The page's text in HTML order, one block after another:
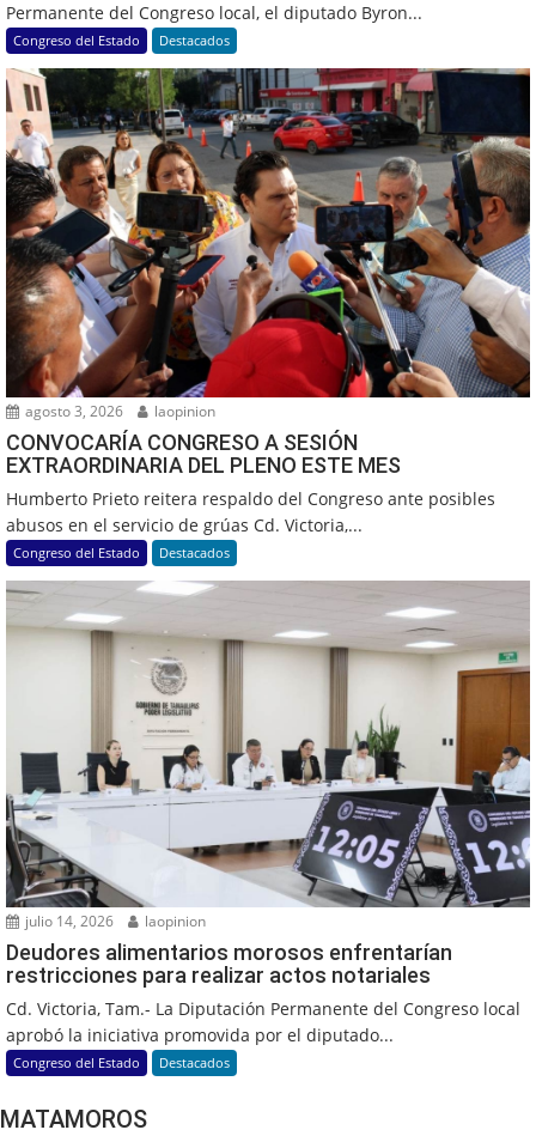
Permanente del Congreso local, el diputado Byron...
Congreso del Estado Destacados
agosto 3, 2026 laopinion
CONVOCARÍA CONGRESO A SESIÓN
EXTRAORDINARIA DEL PLENO ESTE MES
Humberto Prieto reitera respaldo del Congreso ante posibles
abusos en el servicio de grúas Cd. Victoria,...
Congreso del Estado Destacados
julio 14, 2026 laopinion
Deudores alimentarios morosos enfrentarían
restricciones para realizar actos notariales
Cd. Victoria, Tam.- La Diputación Permanente del Congreso local
aprobó la iniciativa promovida por el diputado...
Congreso del Estado Destacados
MATAMOROS